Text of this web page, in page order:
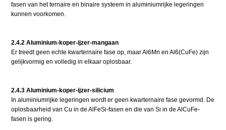
fasen van het ternaire en binaire systeem in aluminiumrijke legeringen
kunnen voorkomen.
2.4.2 Aluminium-koper-ijzer-mangaan
Er treedt geen echte kwarternaire fase op, maar Al6Mn en Al6(CuFe) zijn
gelijkvormig en volledig in elkaar oplosbaar.
2.4.3 Aluminium-koper-ijzer-silicium
In aluminiumrijke legeringen wordt er geen kwarternaire fase gevormd. De
oplosbaarheid van Cu in de AlFeSi-fasen en die van Si in de AlCuFe-
fasen is gering.